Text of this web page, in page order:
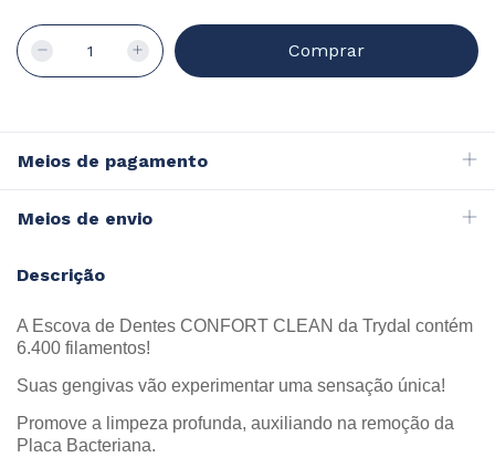
Meios de pagamento
Meios de envio
Descrição
A Escova de Dentes CONFORT CLEAN da Trydal contém
6.400 filamentos!
Suas gengivas vão experimentar uma sensação única!
Promove a limpeza profunda, auxiliando na remoção da
Placa Bacteriana.